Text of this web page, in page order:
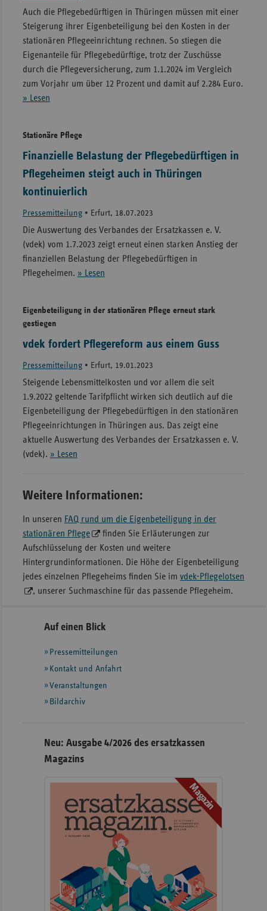
Auch die Pflegebedürftigen in Thüringen müssen mit einer
Steigerung ihrer Eigenbeteiligung bei den Kosten in der
stationären Pflegeeinrichtung rechnen. So stiegen die
Eigenanteile für Pflegebedürftige, trotz der Zuschüsse
durch die Pflegeversicherung, zum 1.1.2024 im Vergleich
zum Vorjahr um über 12 Prozent und damit auf 2.284 Euro.
» Lesen
Stationäre Pflege
Finanzielle Belastung der Pflegebedürftigen in
Pflegeheimen steigt auch in Thüringen
kontinuierlich
Pressemitteilung• Erfurt, 18.07.2023
Die Auswertung des Verbandes der Ersatzkassen e. V.
(vdek) vom 1.7.2023 zeigt erneut einen starken Anstieg der
finanziellen Belastung der Pflegebedürftigen in
Pflegeheimen. » Lesen
Eigenbeteiligung in der stationären Pflege erneut stark
gestiegen
vdek fordert Pflegereform aus einem Guss
Pressemitteilung• Erfurt, 19.01.2023
Steigende Lebensmittelkosten und vor allem die seit
1.9.2022 geltende Tarifpflicht wirken sich deutlich auf die
Eigenbeteiligung der Pflegebedürftigen in den stationären
Pflegeeinrichtungen in Thüringen aus. Das zeigt eine
aktuelle Auswertung des Verbandes der Ersatzkassen e. V.
(vdek). » Lesen
Weitere Informationen:
In unseren FAQ rund um die Eigenbeteiligung in der
stationären Pflege
finden Sie Erläuterungen zur
Aufschlüsselung der Kosten und weitere
Hintergrundinformationen. Die Höhe der Eigenbeteiligung
jedes einzelnen Pflegeheims finden Sie im vdek-Pflegelotsen
, unserer Suchmaschine für das passende Pflegeheim.
Seitennavigation
Seitenleiste
weiteren
Informationen
Auf einen Blick
Pressemitteilungen
Kontakt und Anfahrt
Veranstaltungen
Bildarchiv
Neu: Ausgabe 4/2026 des ersatzkassen
Magazins
Magazin